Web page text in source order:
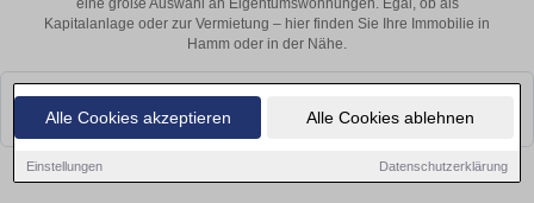
Alle Cookies akzeptieren Alle Cookies ablehnen
Einstellungen Datenschutzerklärung
eine große Auswahl an Eigentumswohnungen. Egal, ob als
Kapitalanlage oder zur Vermietung – hier finden Sie Ihre Immobilie in
Hamm oder in der Nähe.
Leider konnten wir derzeit keine passenden Objekte finden. Schauen Sie
bald wieder vorbei!